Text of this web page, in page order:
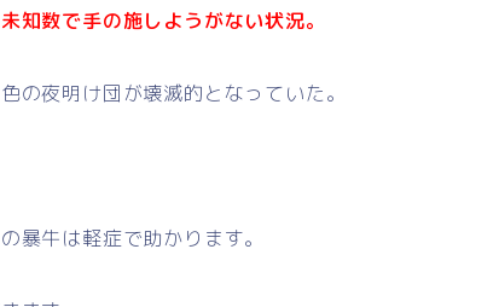
知数で手の施しようがない状況。
の夜明け団が壊滅的となっていた。
暴牛は軽症で助かります。